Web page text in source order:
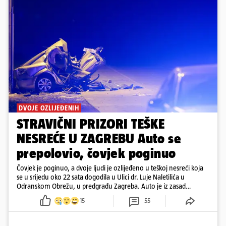
DVOJE OZLIJEĐENIH
STRAVIČNI PRIZORI TEŠKE
NESREĆE U ZAGREBU Auto se
prepolovio, čovjek poginuo
Čovjek je poginuo, a dvoje ljudi je ozlijeđeno u teškoj nesreći koja
se u srijedu oko 22 sata dogodila u Ulici dr. Luje Naletilića u
Odranskom Obrežu, u predgrađu Zagreba. Auto je iz zasad
neutvrđenih razloga sletio s kolnika, a od siline udara vozilo se
prepolovilo.
15 55